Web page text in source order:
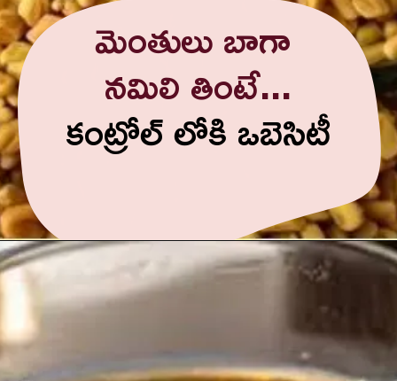
మెంతులు బాగా
నమిలి తింటే...
కంట్రోల్ లోకి ఒబెసిటీ